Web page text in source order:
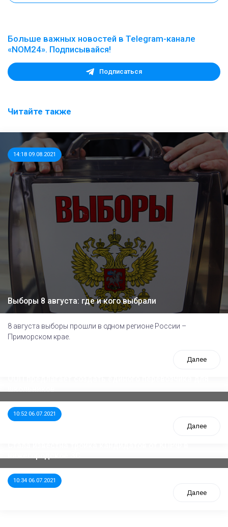
Больше важных новостей в Telegram-канале
«NOM24». Подписывайся!
Подписаться
Читайте также
14:18 09.08.2021
Выборы 8 августа: где и кого выбрали
8 августа выборы прошли в одном регионе России –
Приморском крае.
Далее
10:52 06.07.2021
Далее
10:34 06.07.2021
Далее